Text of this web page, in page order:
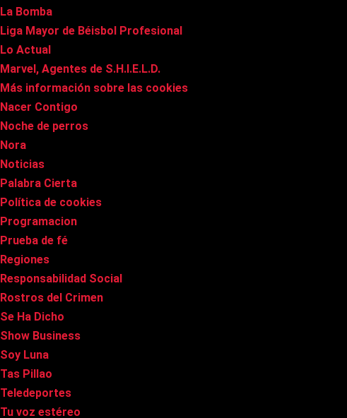
La Bomba
Liga Mayor de Béisbol Profesional
Lo Actual
Marvel, Agentes de S.H.I.E.L.D.
Más información sobre las cookies
Nacer Contigo
Noche de perros
Nora
Noticias
Palabra Cierta
Política de cookies
Programacion
Prueba de fé
Regiones
Responsabilidad Social
Rostros del Crimen
Se Ha Dicho
Show Business
Soy Luna
Tas Pillao
Teledeportes
Tu voz estéreo